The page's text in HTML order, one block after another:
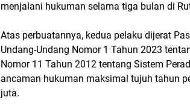
menjalani hukuman selama tiga bulan di
Atas perbuatannya, kedua pelaku dijerat
Undang-Undang Nomor 1 Tahun 2023
Nomor 11 Tahun 2012 tentang Sistem
ancaman hukuman maksimal tujuh tahun
juta.